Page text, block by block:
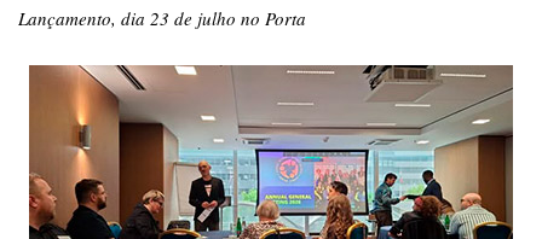
Lançamento, dia 23 de julho no Porta